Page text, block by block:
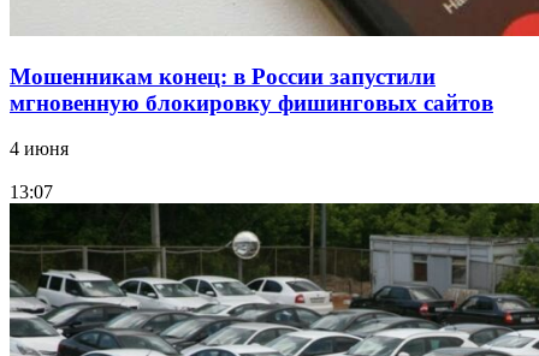
Мошенникам конец: в России запустили
мгновенную блокировку фишинговых сайтов
4 июня
13:07